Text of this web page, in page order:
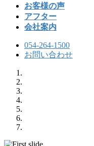
お客様の声
アフター
会社案内
054-264-1500
お問い合わせ